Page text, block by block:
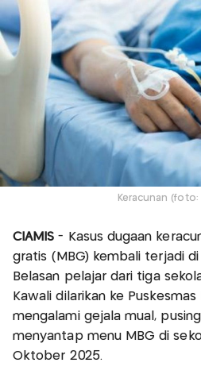
Keracunan (foto:
CIAMIS - Kasus dugaan
gratis (MBG) kembali terjadi di
Belasan pelajar dari tiga
Kawali dilarikan ke
mengalami gejala mual,
menyantap menu MBG di
Oktober 2025.